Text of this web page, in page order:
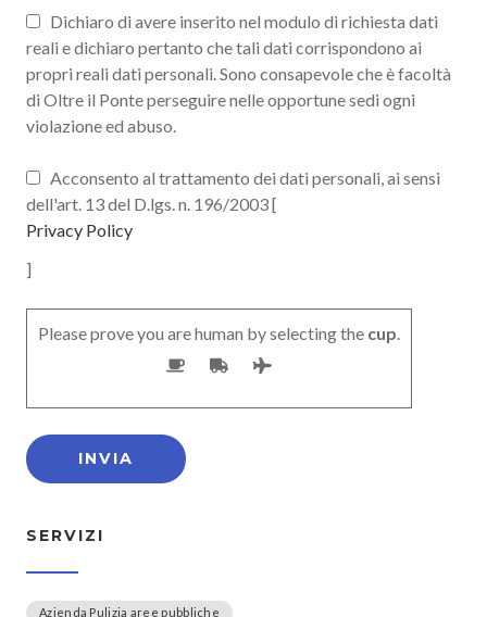
Dichiaro di avere inserito nel modulo di richiesta dati
reali e dichiaro pertanto che tali dati corrispondono ai
propri reali dati personali. Sono consapevole che è facoltà
di Oltre il Ponte perseguire nelle opportune sedi ogni
violazione ed abuso.
Acconsento al trattamento dei dati personali, ai sensi
dell'art. 13 del D.lgs. n. 196/2003 [
Privacy Policy
]
Please prove you are human by selecting the cup.
SERVIZI
Azienda Pulizia aree pubbliche